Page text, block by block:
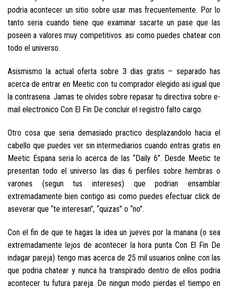
podria acontecer un sitio sobre usar mas frecuentemente. Por lo
tanto seri­a cuando tiene que examinar sacarte un pase que las
poseen a valores muy competitivos. asi­ como puedes chatear con
todo el universo.
Asismismo la actual oferta sobre 3 dias gratis – separado has
acerca de entrar en Meetic con tu comprador elegido asi­ igual que
la contrasena. Jamas te olvides sobre repasar tu directiva sobre e-
mail electronico Con El Fin De concluir el registro falto cargo.
Otro cosa que seri­a demasiado practico desplazandolo hacia el
cabello que puedes ver sin intermediarios cuando entras gratis en
Meetic Espana seri­a lo acerca de las “Daily 6”. Desde Meetic te
presentan todo el universo las dias 6 perfiles sobre hembras o
varones (segun tus intereses) que podrian ensamblar
extremadamente bien contigo asi­ como puedes efectuar click de
aseverar que “te interesan”, “quizas” o “no”.
Con el fin de que te hagas la idea un jueves por la manana (o sea
extremadamente lejos de acontecer la hora punta Con El Fin De
indagar pareja) tengo mas acerca de 25 mil usuarios online con las
que podria chatear y nunca ha transpirado dentro de ellos podria
acontecer tu futura pareja. De ningun modo pierdas el tiempo en